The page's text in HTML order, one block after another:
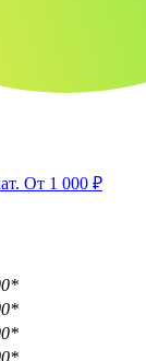
От 1 000 ₽